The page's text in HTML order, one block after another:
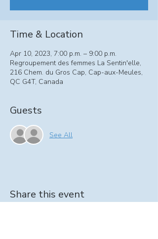
Time & Location
Apr 10, 2023, 7:00 p.m. – 9:00 p.m.
Regroupement des femmes La Sentin'elle,
216 Chem. du Gros Cap, Cap-aux-Meules,
QC G4T, Canada
Guests
See All
Share this event